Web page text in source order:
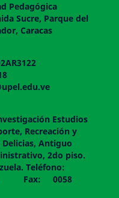
Pedagógica
Sucre, Parque del
Caracas
Estudios
Recreación y
Delicias, Antiguo
2do piso.
Teléfono:
/ Fax: 0058